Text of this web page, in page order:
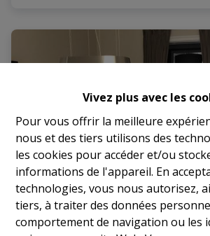
Vivez plus avec les
Pour vous offrir la meilleure
nous et des tiers utilisons des
les cookies pour accéder et/ou
informations de l'appareil. En
technologies, vous nous autorisez,
tiers, à traiter des données
comportement de navigation ou les